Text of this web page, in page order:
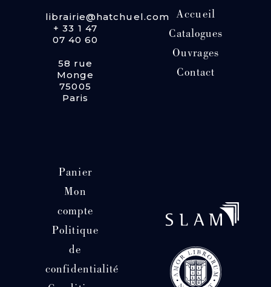
librairie@hatchuel.com
+ 33 1 47
07 40 60
58 rue
Monge
75005
Paris
Accueil
Catalogues
Ouvrages
Contact
Panier
Mon
compte
Politique
de
confidentialité